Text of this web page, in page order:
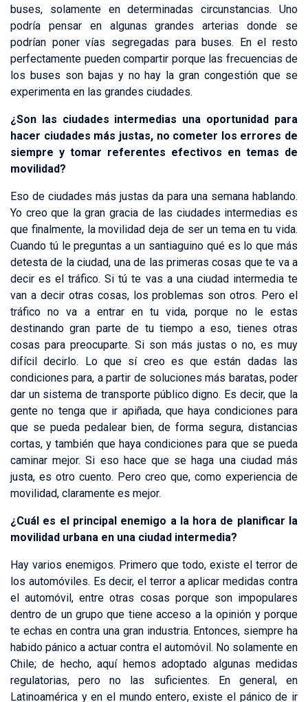
buses, solamente en determinadas circunstancias. Uno
podría pensar en algunas grandes arterias donde se
podrían poner vías segregadas para buses. En el resto
perfectamente pueden compartir porque las frecuencias de
los buses son bajas y no hay la gran congestión que se
experimenta en las grandes ciudades.
¿Son las ciudades intermedias una oportunidad para
hacer ciudades más justas, no cometer los errores de
siempre y tomar referentes efectivos en temas de
movilidad?
Eso de ciudades más justas da para una semana hablando.
Yo creo que la gran gracia de las ciudades intermedias es
que finalmente, la movilidad deja de ser un tema en tu vida.
Cuando tú le preguntas a un santiaguino qué es lo que más
detesta de la ciudad, una de las primeras cosas que te va a
decir es el tráfico. Si tú te vas a una ciudad intermedia te
van a decir otras cosas, los problemas son otros. Pero el
tráfico no va a entrar en tu vida, porque no le estas
destinando gran parte de tu tiempo a eso, tienes otras
cosas para preocuparte. Si son más justas o no, es muy
difícil decirlo. Lo que sí creo es que están dadas las
condiciones para, a partir de soluciones más baratas, poder
dar un sistema de transporte público digno. Es decir, que la
gente no tenga que ir apiñada, que haya condiciones para
que se pueda pedalear bien, de forma segura, distancias
cortas, y también que haya condiciones para que se pueda
caminar mejor. Si eso hace que se haga una ciudad más
justa, es otro cuento. Pero creo que, como experiencia de
movilidad, claramente es mejor.
¿Cuál es el principal enemigo a la hora de planificar la
movilidad urbana en una ciudad intermedia?
Hay varios enemigos. Primero que todo, existe el terror de
los automóviles. Es decir, el terror a aplicar medidas contra
el automóvil, entre otras cosas porque son impopulares
dentro de un grupo que tiene acceso a la opinión y porque
te echas en contra una gran industria. Entonces, siempre ha
habido pánico a actuar contra el automóvil. No solamente en
Chile; de hecho, aquí hemos adoptado algunas medidas
regulatorias, pero no las suficientes. En general, en
Latinoamérica y en el mundo entero, existe el pánico de ir